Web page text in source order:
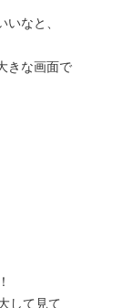
なと、
きな画面で
して見て